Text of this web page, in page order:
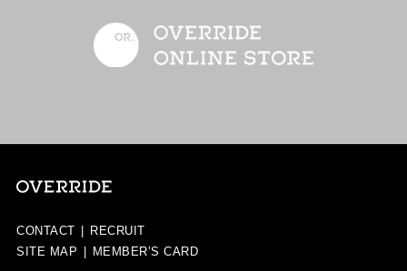
CONTACT
RECRUIT
SITE MAP
MEMBER’S CARD